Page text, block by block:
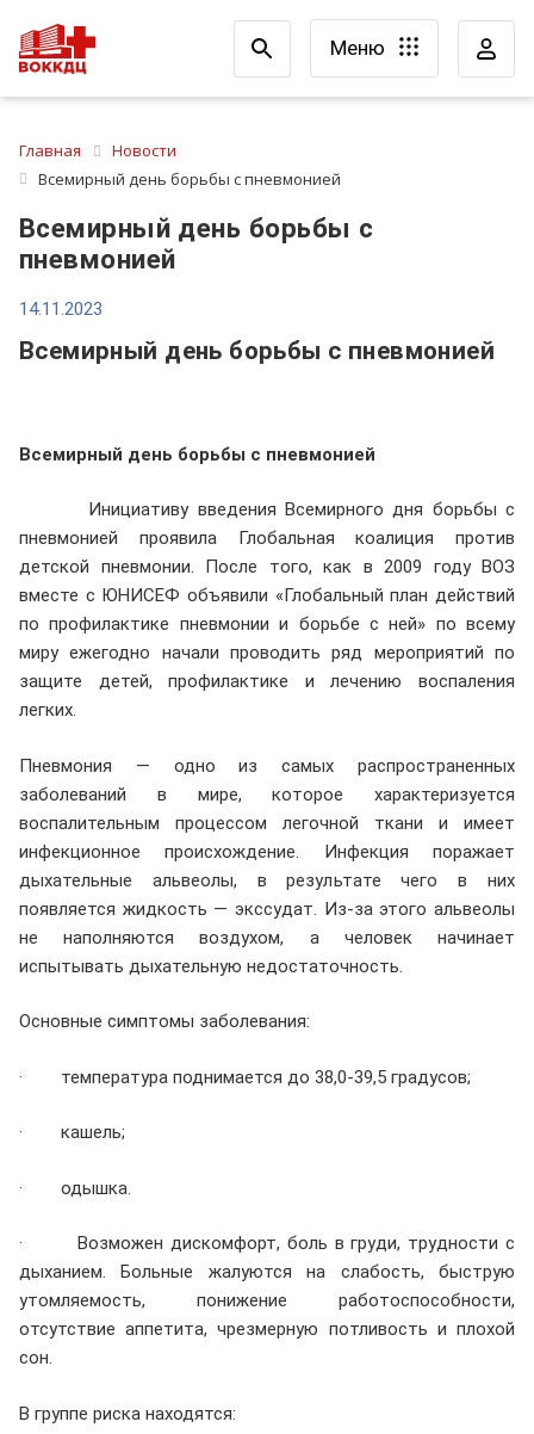
Меню
Главная
Новости
Всемирный день борьбы с пневмонией
Всемирный день борьбы с
пневмонией
14.11.2023
Всемирный день борьбы с пневмонией
Всемирный день борьбы с пневмонией
Инициативу введения Всемирного дня борьбы с
пневмонией проявила Глобальная коалиция против
детской пневмонии. После того, как в 2009 году ВОЗ
вместе с ЮНИСЕФ объявили «Глобальный план действий
по профилактике пневмонии и борьбе с ней» по всему
миру ежегодно начали проводить ряд мероприятий по
защите детей, профилактике и лечению воспаления
легких.
Пневмония — одно из самых распространенных
заболеваний в мире, которое характеризуется
воспалительным процессом легочной ткани и имеет
инфекционное происхождение. Инфекция поражает
дыхательные альвеолы, в результате чего в них
появляется жидкость — экссудат. Из-за этого альвеолы
не наполняются воздухом, а человек начинает
испытывать дыхательную недостаточность.
Основные симптомы заболевания:
· температура поднимается до 38,0-39,5 градусов;
· кашель;
· одышка.
· Возможен дискомфорт, боль в груди, трудности с
дыханием. Больные жалуются на слабость, быструю
утомляемость, понижение работоспособности,
отсутствие аппетита, чрезмерную потливость и плохой
сон.
В группе риска находятся: